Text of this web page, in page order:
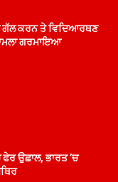
ਗੱਲ ਕਰਨ ਤੇ ਵਿਦਿਆਰਥਣ
ਗਰਮਾਇਆ
ਉਛਾਲ, ਭਾਰਤ ’ਚ